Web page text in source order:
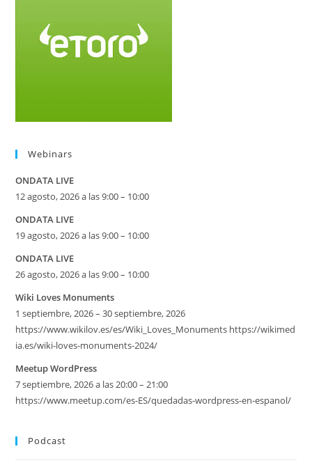
Webinars
ONDATA LIVE
12 agosto, 2026 a las 9:00 – 10:00
ONDATA LIVE
19 agosto, 2026 a las 9:00 – 10:00
ONDATA LIVE
26 agosto, 2026 a las 9:00 – 10:00
Wiki Loves Monuments
1 septiembre, 2026 – 30 septiembre, 2026
https://www.wikilov.es/es/Wiki_Loves_Monuments https://wikimed
ia.es/wiki-loves-monuments-2024/
Meetup WordPress
7 septiembre, 2026 a las 20:00 – 21:00
https://www.meetup.com/es-ES/quedadas-wordpress-en-espanol/
Podcast